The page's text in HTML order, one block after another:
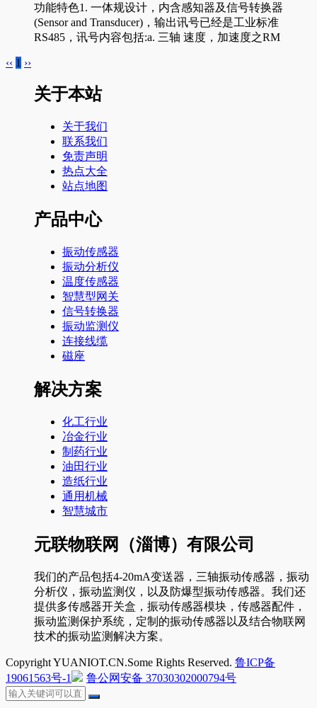
功能特色1. 一体规设计，内含感知器及信号转换器
(Sensor and Transducer)，输出讯号已经是工业标准
RS485，讯号内容包括:a. 三轴 速度，加速度之RM
‹‹ 1 ››
关于本站
关于我们
联系我们
免责声明
热点大全
站点地图
产品中心
振动传感器
振动分析仪
温度传感器
智慧型网关
信号转换器
振动监测仪
连接线缆
磁座
解决方案
化工行业
冶金行业
制药行业
油田行业
造纸行业
通用机械
智慧城市
元联物联网（淄博）有限公司
我们的产品包括4-20mA变送器，三轴振动传感器，振动
分析仪，振动监测仪，以及防爆型振动传感器。我们还
提供多传感器开关盒，振动传感器模块，传感器配件，
振动监测保护系统，定制的振动传感器以及结合物联网
技术的振动监测解决方案。
Copyright YUANIOT.CN.Some Rights Reserved. 鲁ICP备
19061563号-1
鲁公网安备 37030302000794号